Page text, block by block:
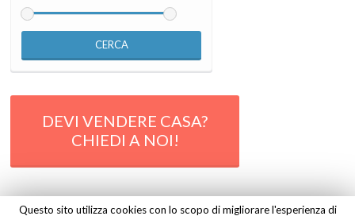
CERCA
DEVI VENDERE CASA?
CHIEDI A NOI!
Questo sito utilizza cookies con lo scopo di migliorare l'esperienza di